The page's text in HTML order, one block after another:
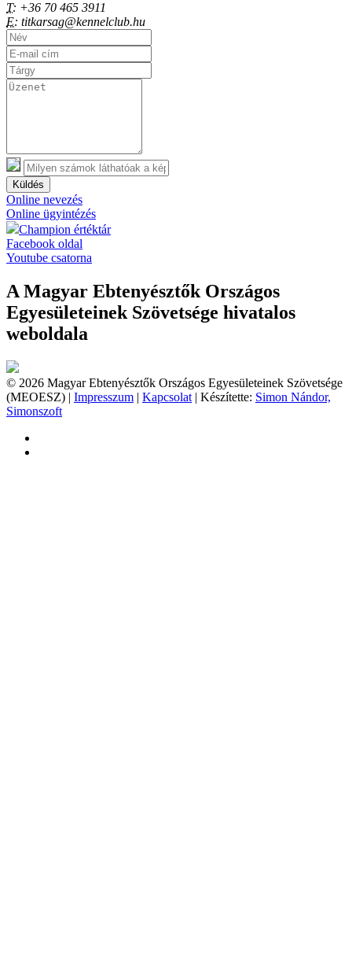
T: +36 70 465 3911
E: titkarsag@kennelclub.hu
Küldés
Online nevezés
Online ügyintézés
Champion értéktár
Facebook oldal
Youtube csatorna
A Magyar Ebtenyésztők Országos
Egyesületeinek Szövetsége hivatalos
weboldala
© 2026 Magyar Ebtenyésztők Országos Egyesületeinek Szövetsége
(MEOESZ) | Impresszum | Kapcsolat | Készítette: Simon Nándor,
Simonszoft